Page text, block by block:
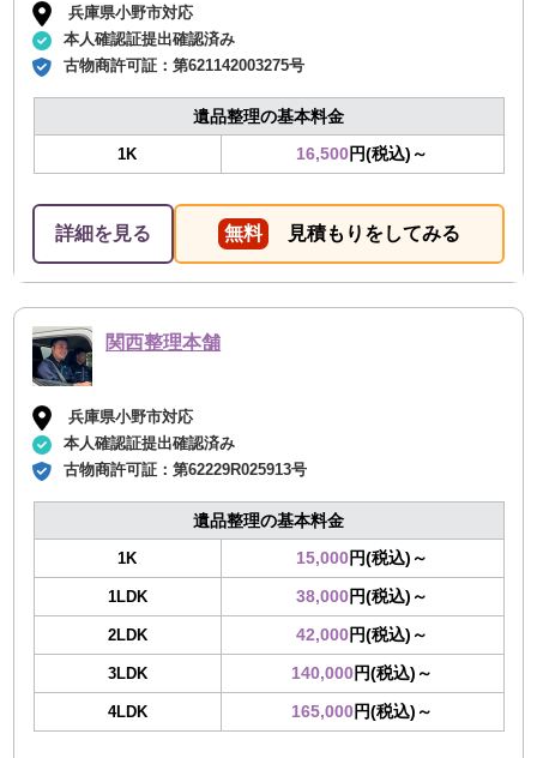
兵庫県小野市対応
本人確認証提出確認済み
古物商許可証：第621142003275号
遺品整理の基本料金
1K 16,500円(税込)～
詳細を見る 無料 見積もりをしてみる
関西整理本舗
兵庫県小野市対応
本人確認証提出確認済み
古物商許可証：第62229R025913号
遺品整理の基本料金
1K 15,000円(税込)～
1LDK 38,000円(税込)～
2LDK 42,000円(税込)～
3LDK 140,000円(税込)～
4LDK 165,000円(税込)～